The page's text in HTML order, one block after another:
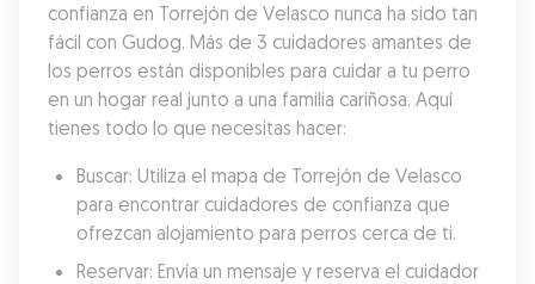
confianza en Torrejón de Velasco nunca ha sido tan
fácil con Gudog. Más de 3 cuidadores amantes de
los perros están disponibles para cuidar a tu perro
en un hogar real junto a una familia cariñosa. Aquí
tienes todo lo que necesitas hacer:
Buscar: Utiliza el mapa de Torrejón de Velasco
para encontrar cuidadores de confianza que
ofrezcan alojamiento para perros cerca de ti.
Reservar: Envía un mensaje y reserva el cuidador